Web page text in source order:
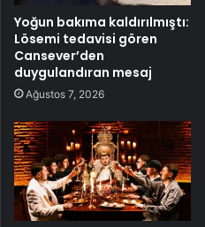
Yoğun bakıma kaldırılmıştı:
Lösemi tedavisi gören
Cansever’den
duygulandıran mesaj
Ağustos 7, 2026